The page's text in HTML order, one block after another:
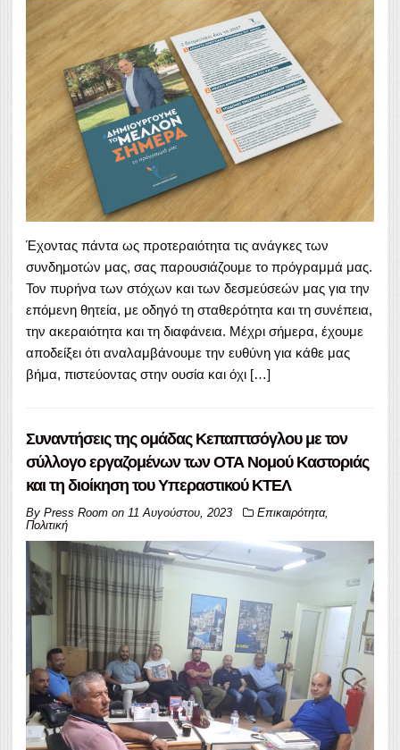
Έχοντας πάντα ως προτεραιότητα τις ανάγκες των
συνδημοτών μας, σας παρουσιάζουμε το πρόγραμμά μας.
Τον πυρήνα των στόχων και των δεσμεύσεών μας για την
επόμενη θητεία, με οδηγό τη σταθερότητα και τη συνέπεια,
την ακεραιότητα και τη διαφάνεια. Μέχρι σήμερα, έχουμε
αποδείξει ότι αναλαμβάνουμε την ευθύνη για κάθε μας
βήμα, πιστεύοντας στην ουσία και όχι […]
Συναντήσεις της ομάδας Κεπαπτσόγλου με τον
σύλλογο εργαζομένων των ΟΤΑ Νομού Καστοριάς
και τη διοίκηση του Υπεραστικού ΚΤΕΛ
By Press Room on 11 Αυγούστου, 2023 Επικαιρότητα,
Πολιτική